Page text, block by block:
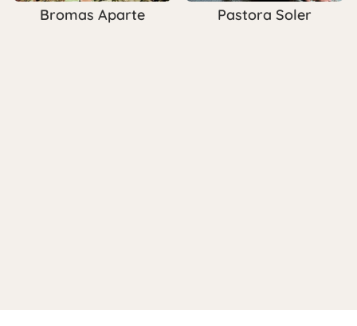
Bromas Aparte Pastora Soler